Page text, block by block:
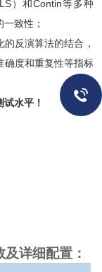
）和Contin等多种
性；
的反演算法的结合，
确度和重复性等指标
平！
及详细配置 ：